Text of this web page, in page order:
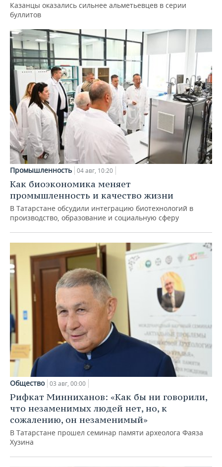
Казанцы оказались сильнее альметьевцев в серии
буллитов
Промышленность 04 авг, 10:20
Как биоэкономика меняет
промышленность и качество жизни
В Татарстане обсудили интеграцию биотехнологий в
производство, образование и социальную сферу
Общество 03 авг, 00:00
Рифкат Минниханов: «Как бы ни говорили,
что незаменимых людей нет, но, к
сожалению, он незаменимый»
В Татарстане прошел семинар памяти археолога Фаяза
Хузина